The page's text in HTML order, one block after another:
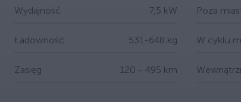
Wydajność 7,5 kW
Ładowność 531-648 kg
Zasięg 120 - 495 km
Poza
W cyklu